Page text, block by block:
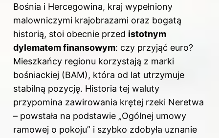
Bośnia i Hercegowina, kraj wypełniony
malowniczymi krajobrazami oraz bogatą
historią, stoi obecnie przed istotnym
dylematem finansowym: czy przyjąć euro?
Mieszkańcy regionu korzystają z marki
bośniackiej (BAM), która od lat utrzymuje
stabilną pozycję. Historia tej waluty
przypomina zawirowania krętej rzeki Neretwa
– powstała na podstawie „Ogólnej umowy
ramowej o pokoju” i szybko zdobyła uznanie